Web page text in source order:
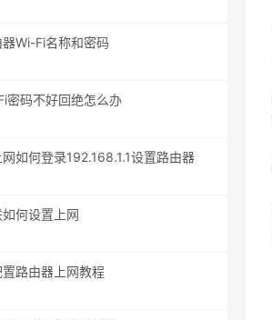
Wi-Fi名称和密码
密码不好回绝怎么办
如何登录192.168.1.1设置路由器
何设置上网
路由器上网教程